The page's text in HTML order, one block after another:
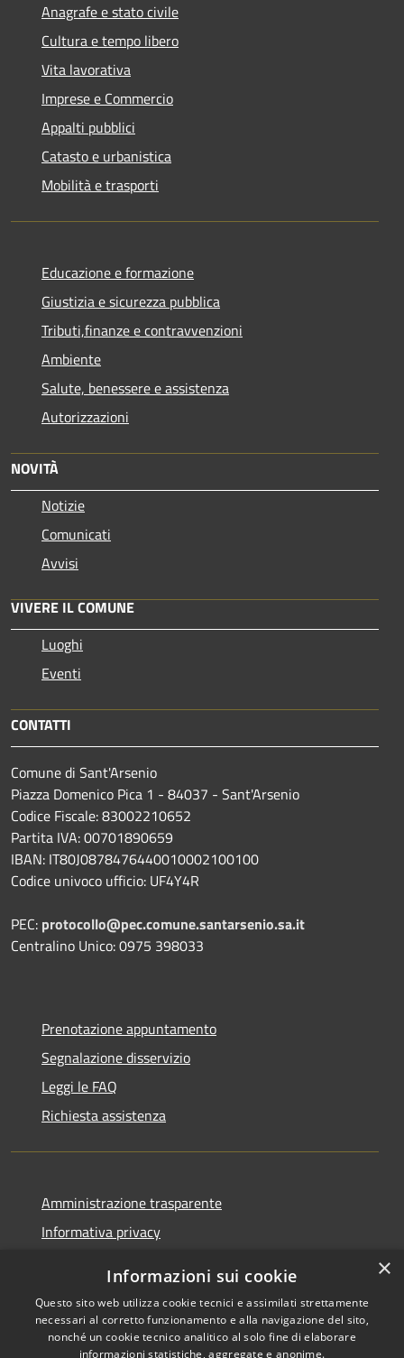
Anagrafe e stato civile
Cultura e tempo libero
Vita lavorativa
Imprese e Commercio
Appalti pubblici
Catasto e urbanistica
Mobilità e trasporti
Educazione e formazione
Giustizia e sicurezza pubblica
Tributi,finanze e contravvenzioni
Ambiente
Salute, benessere e assistenza
Autorizzazioni
NOVITÀ
Notizie
Comunicati
Avvisi
VIVERE IL COMUNE
Luoghi
Eventi
CONTATTI
Comune di Sant'Arsenio
Piazza Domenico Pica 1 - 84037 - Sant'Arsenio
Codice Fiscale: 83002210652
Partita IVA: 00701890659
IBAN: IT80J0878476440010002100100
Codice univoco ufficio: UF4Y4R
PEC: protocollo@pec.comune.santarsenio.sa.it
Centralino Unico: 0975 398033
Prenotazione appuntamento
Segnalazione disservizio
Leggi le FAQ
Richiesta assistenza
Amministrazione trasparente
Informativa privacy
Dichiarazione di accessibilità
×
Informazioni sui cookie
Questo sito web utilizza cookie tecnici e assimilati strettamente
necessari al corretto funzionamento e alla navigazione del sito,
nonché un cookie tecnico analitico al solo fine di elaborare
informazioni statistiche, aggregate e anonime.